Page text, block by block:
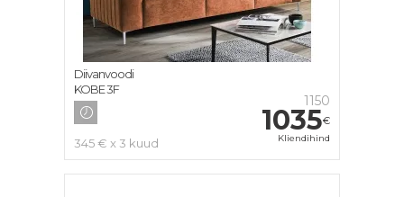
1150
1035€
Kliendihind
345 € x 3 kuud
Diivanvoodi
KOBE 3F